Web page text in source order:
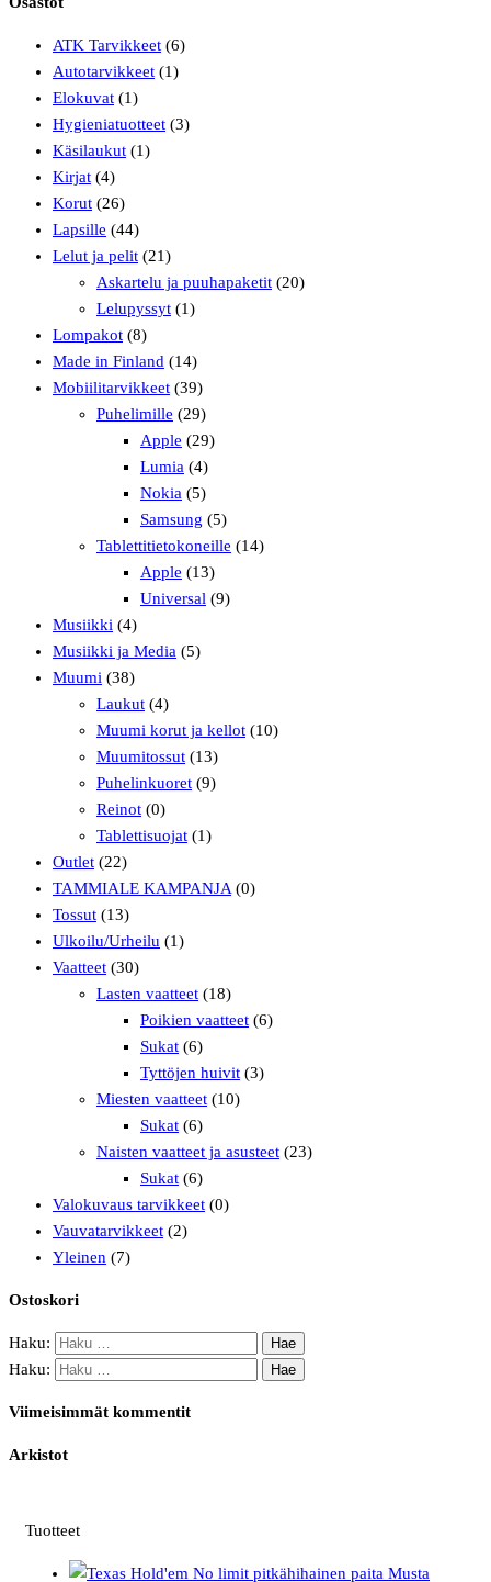
ATK Tarvikkeet (6)
Autotarvikkeet (1)
Elokuvat (1)
Hygieniatuotteet (3)
Käsilaukut (1)
Kirjat (4)
Korut (26)
Lapsille (44)
Lelut ja pelit (21)
Askartelu ja puuhapaketit (20)
Lelupyssyt (1)
Lompakot (8)
Made in Finland (14)
Mobiilitarvikkeet (39)
Puhelimille (29)
Apple (29)
Lumia (4)
Nokia (5)
Samsung (5)
Tablettitietokoneille (14)
Apple (13)
Universal (9)
Musiikki (4)
Musiikki ja Media (5)
Muumi (38)
Laukut (4)
Muumi korut ja kellot (10)
Muumitossut (13)
Puhelinkuoret (9)
Reinot (0)
Tablettisuojat (1)
Outlet (22)
TAMMIALE KAMPANJA (0)
Tossut (13)
Ulkoilu/Urheilu (1)
Vaatteet (30)
Lasten vaatteet (18)
Poikien vaatteet (6)
Sukat (6)
Tyttöjen huivit (3)
Miesten vaatteet (10)
Sukat (6)
Naisten vaatteet ja asusteet (23)
Sukat (6)
Valokuvaus tarvikkeet (0)
Vauvatarvikkeet (2)
Yleinen (7)
Ostoskori
Haku:
Haku:
Viimeisimmät kommentit
Arkistot
Tuotteet